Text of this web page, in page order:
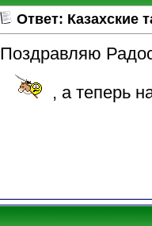
Ответ: Казахские
Поздравляю
, а теперь